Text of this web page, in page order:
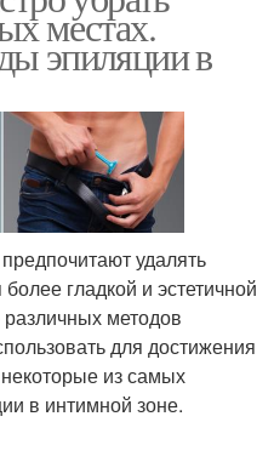
местах.
эпиляции в
удалять
гладкой и эстетичной
методов
для достижения
из самых
в интимной зоне.